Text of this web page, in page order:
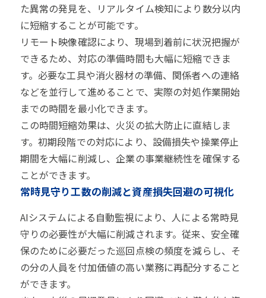
た異常の発見を、リアルタイム検知により数分以内
に短縮することが可能です。
リモート映像確認により、現場到着前に状況把握が
できるため、対応の準備時間も大幅に短縮できま
す。必要な工具や消火器材の準備、関係者への連絡
などを並行して進めることで、実際の対処作業開始
までの時間を最小化できます。
この時間短縮効果は、火災の拡大防止に直結しま
す。初期段階での対応により、設備損失や操業停止
期間を大幅に削減し、企業の事業継続性を確保する
ことができます。
常時見守り工数の削減と資産損失回避の可視化
AIシステムによる自動監視により、人による常時見
守りの必要性が大幅に削減されます。従来、安全確
保のために必要だった巡回点検の頻度を減らし、そ
の分の人員を付加価値の高い業務に再配分すること
ができます。